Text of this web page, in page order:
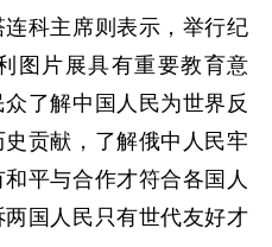
科主席则表示，举行纪
图片展具有重要教育意
了解中国人民为世界反
贡献，了解俄中人民牢
平与合作才符合各国人
国人民只有世代友好才